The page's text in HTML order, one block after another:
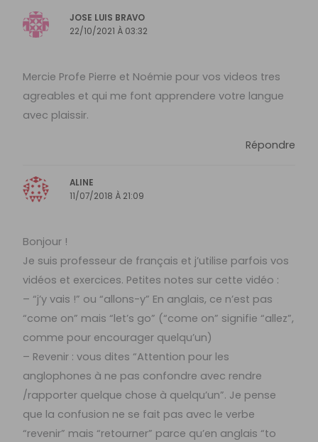
JOSE LUIS BRAVO
22/10/2021 À 03:32
Mercie Profe Pierre et Noémie pour vos videos tres
agreables et qui me font apprendere votre langue
avec plaissir.
Répondre
ALINE
11/07/2018 À 21:09
Bonjour !
Je suis professeur de français et j’utilise parfois vos
vidéos et exercices. Petites notes sur cette vidéo :
– “j’y vais !” ou “allons-y” En anglais, ce n’est pas
“come on” mais “let’s go” (“come on” signifie “allez”,
comme pour encourager quelqu’un)
– Revenir : vous dites “Attention pour les
anglophones à ne pas confondre avec rendre
/rapporter quelque chose à quelqu’un”. Je pense
que la confusion ne se fait pas avec le verbe
“revenir” mais “retourner” parce qu’en anglais “to